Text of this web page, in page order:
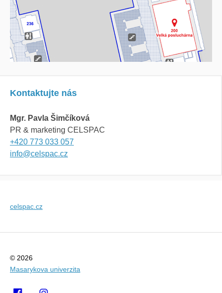
Kontaktujte nás
Mgr. Pavla Šimčíková
PR & marketing CELSPAC
+420 773 033 057
info@celspac.cz
celspac.cz
© 2026
Masarykova univerzita